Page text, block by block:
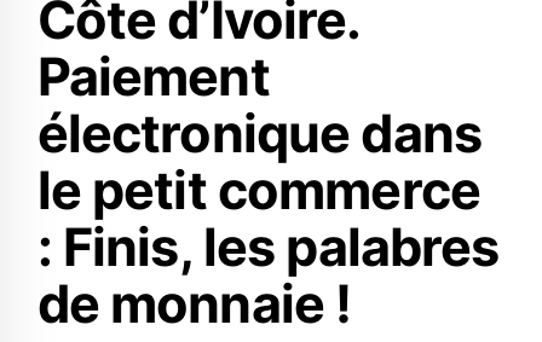
Côte d’Ivoire.
Paiement
électronique dans
le petit commerce
: Finis, les palabres
de monnaie !